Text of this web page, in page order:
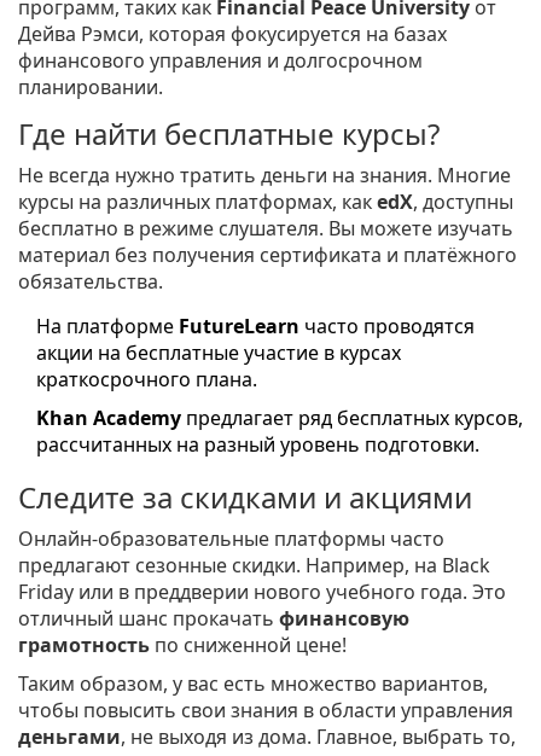
программ, таких как Financial Peace University от
Дейва Рэмси, которая фокусируется на базах
финансового управления и долгосрочном
планировании.
Где найти бесплатные курсы?
Не всегда нужно тратить деньги на знания. Многие
курсы на различных платформах, какedX, доступны
бесплатно в режиме слушателя. Вы можете изучать
материал без получения сертификата и платёжного
обязательства.
На платформе FutureLearn часто проводятся
акции на бесплатные участие в курсах
краткосрочного плана.
Khan Academy предлагает ряд бесплатных курсов,
рассчитанных на разный уровень подготовки.
Следите за скидками и акциями
Онлайн-образовательные платформы часто
предлагают сезонные скидки. Например, на Black
Friday или в преддверии нового учебного года. Это
отличный шанс прокачать финансовую
грамотность по сниженной цене!
Таким образом, у вас есть множество вариантов,
чтобы повысить свои знания в области управления
деньгами, не выходя из дома. Главное, выбрать то,